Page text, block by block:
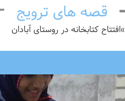
قصه های ترویج
»افتتاح كتابخانه در روستاى آبادان